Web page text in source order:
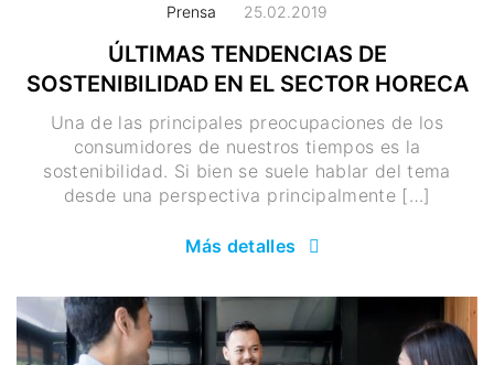
Prensa 25.02.2019
ÚLTIMAS TENDENCIAS DE
SOSTENIBILIDAD EN EL SECTOR HORECA
Una de las principales preocupaciones de los
consumidores de nuestros tiempos es la
sostenibilidad. Si bien se suele hablar del tema
desde una perspectiva principalmente […]
Más detalles